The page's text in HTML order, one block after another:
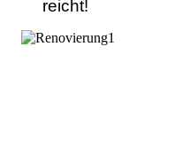
reicht!